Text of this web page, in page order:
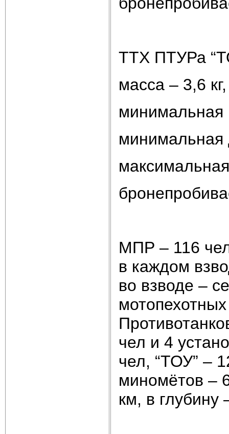
ТТХ ПТУРа
масса – 3,6 кг,
минимальная
минимальная
МПР – 116
в каждом
во взводе –
чел и 4
чел, “ТОУ” –
миномётов –
км, в глубину